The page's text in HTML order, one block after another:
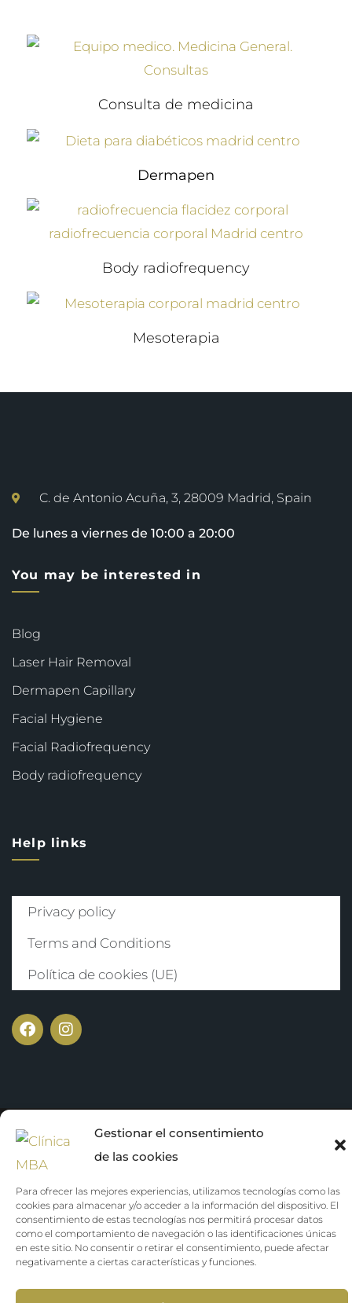
Gestionar el consentimiento
de las cookies
Para ofrecer las mejores experiencias, utilizamos tecnologías como las
cookies para almacenar y/o acceder a la información del dispositivo. El
consentimiento de estas tecnologías nos permitirá procesar datos
como el comportamiento de navegación o las identificaciones únicas
en este sitio. No consentir o retirar el consentimiento, puede afectar
negativamente a ciertas características y funciones.
Consulta de medicina
Dermapen
Body radiofrequency
Mesoterapia
C. de Antonio Acuña, 3, 28009 Madrid, Spain
De lunes a viernes de 10:00 a 20:00
You may be interested in
Blog
Laser Hair Removal
Dermapen Capillary
Facial Hygiene
Facial Radiofrequency
Body radiofrequency
Help links
Privacy policy
Terms and Conditions
Política de cookies (UE)
Copyright ©️ 2024 Clínica MBA. Diseñado por